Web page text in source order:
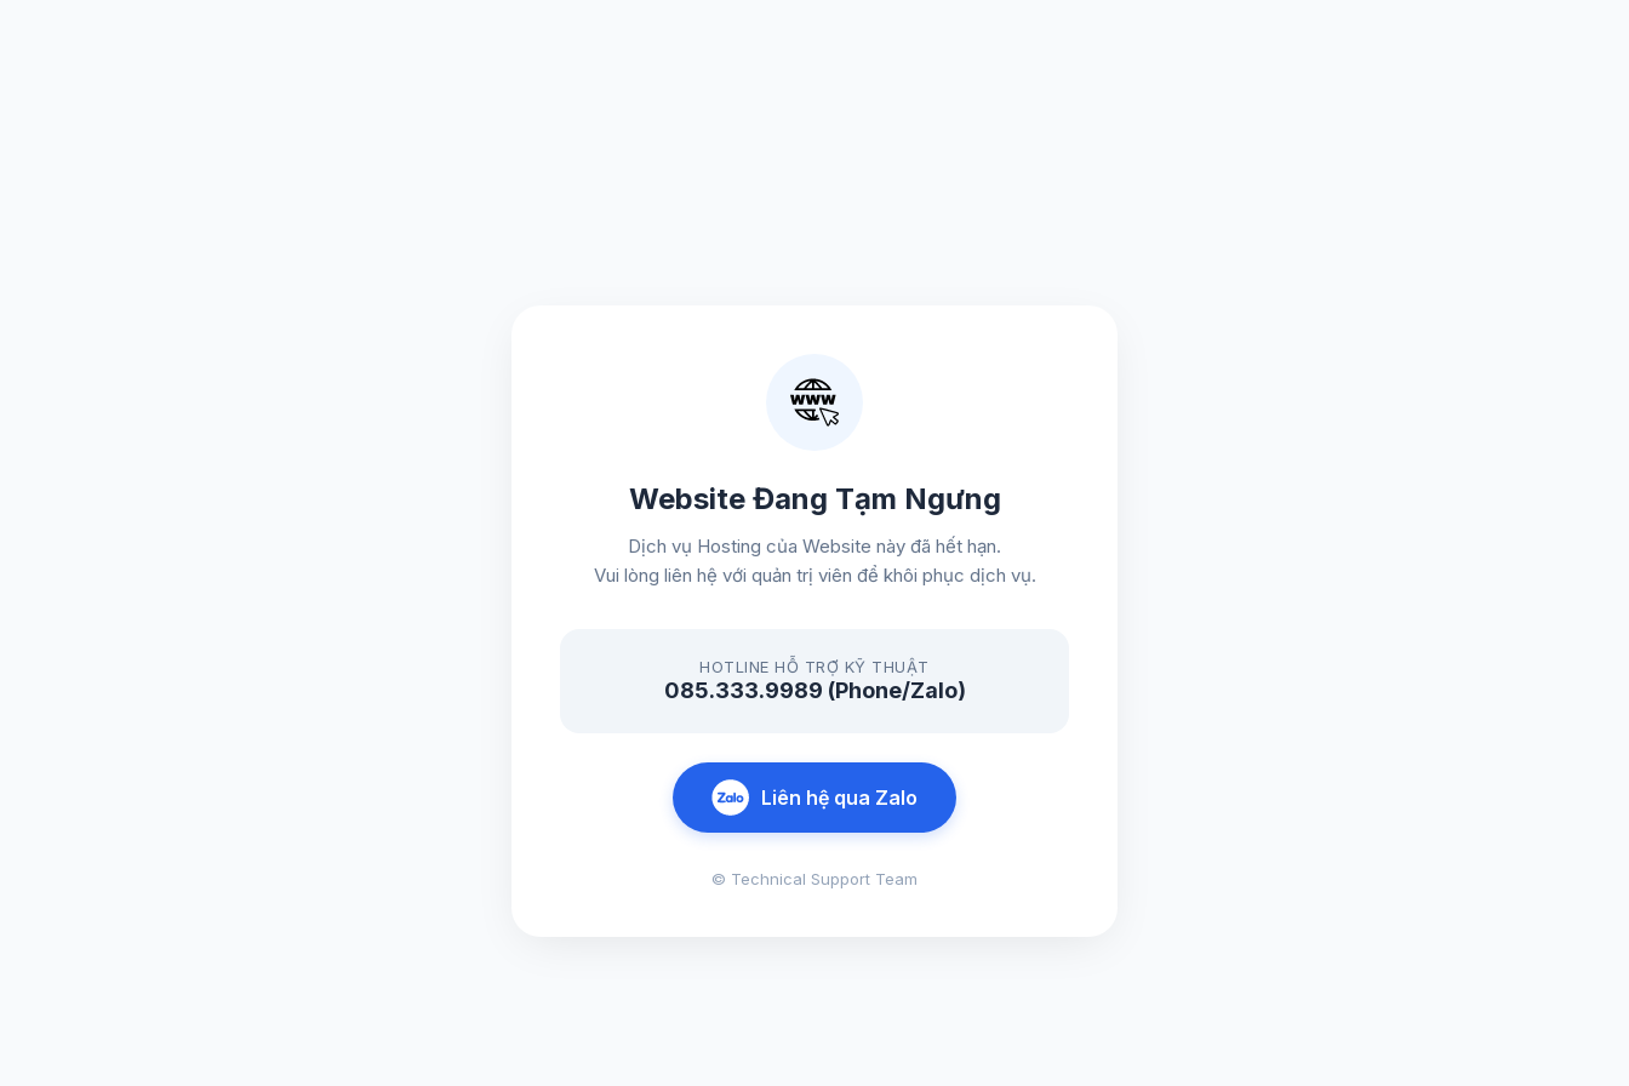
Website Đang Tạm Ngưng
Dịch vụ Hosting của Website này đã hết hạn.
Vui lòng liên hệ với quản trị viên để khôi phục dịch vụ.
HOTLINE HỖ TRỢ KỸ THUẬT
085.333.9989 (Phone/Zalo)
Liên hệ qua Zalo
© Technical Support Team